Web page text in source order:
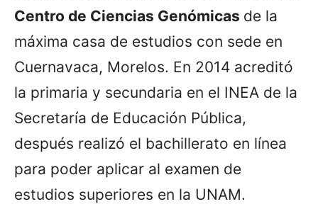
Centro de Ciencias Genómicas de la
máxima casa de estudios con sede en
Cuernavaca, Morelos. En 2014 acreditó
la primaria y secundaria en el INEA de la
Secretaría de Educación Pública,
después realizó el bachillerato en línea
para poder aplicar al examen de
estudios superiores en la UNAM.